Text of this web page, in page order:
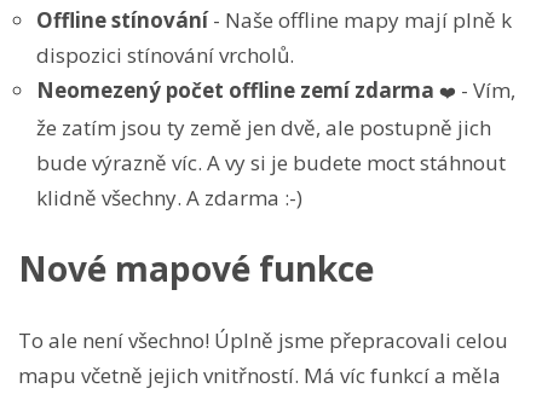
Offline stínování- Naše offline mapy mají plně k
dispozici stínování vrcholů.
Neomezený počet offline zemí zdarma ❤️ - Vím,
že zatím jsou ty země jen dvě, ale postupně jich
bude výrazně víc. A vy si je budete moct stáhnout
klidně všechny. A zdarma :-)
Nové mapové funkce
To ale není všechno! Úplně jsme přepracovali celou
mapu včetně jejich vnitřností. Má víc funkcí a měla